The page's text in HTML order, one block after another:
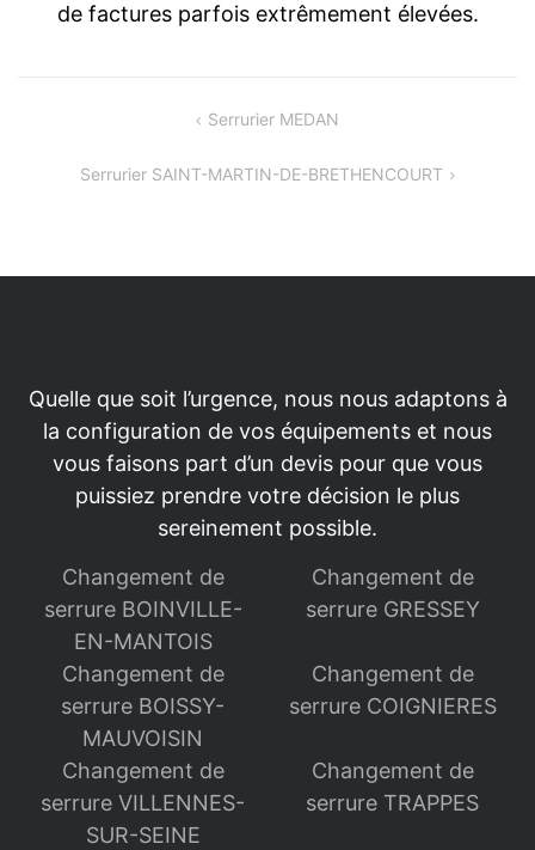
de factures parfois extrêmement élevées.
Serrurier MEDAN
Serrurier SAINT-MARTIN-DE-BRETHENCOURT
Quelle que soit l’urgence, nous nous adaptons à
la configuration de vos équipements et nous
vous faisons part d’un devis pour que vous
puissiez prendre votre décision le plus
sereinement possible.
Changement de
serrure BOINVILLE-
EN-MANTOIS
Changement de
serrure GRESSEY
Changement de
serrure BOISSY-
MAUVOISIN
Changement de
serrure COIGNIERES
Changement de
serrure VILLENNES-
SUR-SEINE
Changement de
serrure TRAPPES